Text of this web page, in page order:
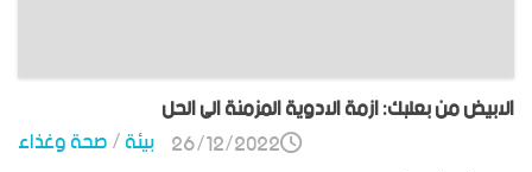
الابيض من بعلبك: ازمة الادوية المزمنة الى الحل
بيئة/صحة وغذاء 26/12/2022